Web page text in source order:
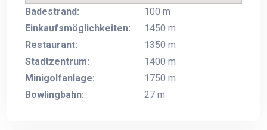
Badestrand:
100 m
Einkaufsmöglichkeiten:
1450 m
Restaurant:
1350 m
Stadtzentrum:
1400 m
Minigolfanlage:
1750 m
Bowlingbahn:
27 m